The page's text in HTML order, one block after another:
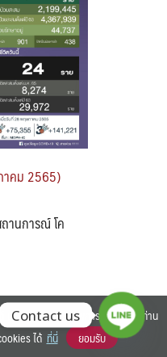
Search
คม 2565)
านการณ์ โค
RIGHTS RESERVED.
และเพิ่มประสิทธิภาพการใช้งานของท่าน
ได้ ที่นี่ ยอมรับ
Contact us